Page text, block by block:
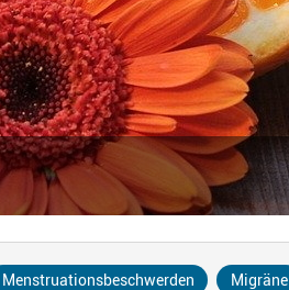
Menstruationsbeschwerden Migräne